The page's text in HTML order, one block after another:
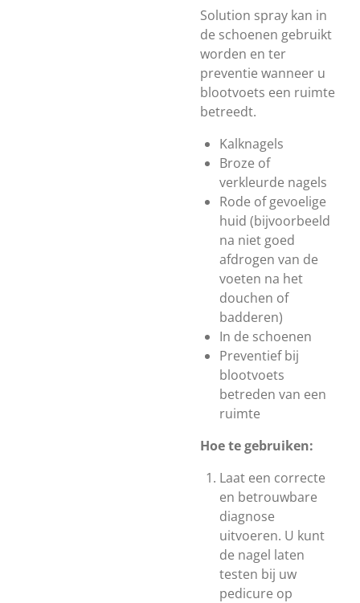
Solution spray kan in
de schoenen gebruikt
worden en ter
preventie wanneer u
blootvoets een ruimte
betreedt.
Kalknagels
Broze of
verkleurde nagels
Rode of gevoelige
huid (bijvoorbeeld
na niet goed
afdrogen van de
voeten na het
douchen of
badderen)
In de schoenen
Preventief bij
blootvoets
betreden van een
ruimte
Hoe te gebruiken:
Laat een correcte
en betrouwbare
diagnose
uitvoeren. U kunt
de nagel laten
testen bij uw
pedicure op